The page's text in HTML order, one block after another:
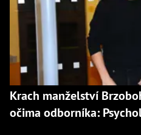
Krach manželství
očima odborníka: